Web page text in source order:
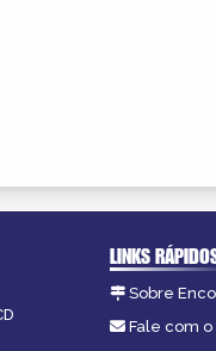
LINKS
Sobre
Fale com o